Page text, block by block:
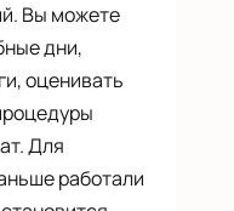
Вы можете
дни,
оценивать
Для
работали